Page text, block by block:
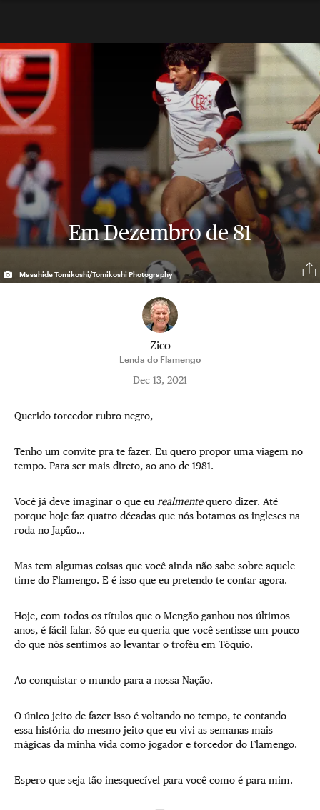
Em Dezembro de 81
Masahide Tomikoshi/Tomikoshi Photography
Zico
Lenda do Flamengo
Dec 13, 2021
Querido torcedor rubro-negro,
Tenho um convite pra te fazer. Eu quero propor uma viagem no
tempo. Para ser mais direto, ao ano de 1981.
Você já deve imaginar o que eu realmentequero dizer. Até
porque hoje faz quatro décadas que nós botamos os ingleses na
roda no Japão…
Mas tem algumas coisas que você ainda não sabe sobre aquele
time do Flamengo. E é isso que eu pretendo te contar agora.
Hoje, com todos os títulos que o Mengão ganhou nos últimos
anos, é fácil falar. Só que eu queria que você sentisse um pouco
do que nós sentimos ao levantar o troféu em Tóquio.
Ao conquistar o mundo para a nossa Nação.
O único jeito de fazer isso é voltando no tempo, te contando
essa história do mesmo jeito que eu vivi as semanas mais
mágicas da minha vida como jogador e torcedor do Flamengo.
Espero que seja tão inesquecível para você como é para mim.